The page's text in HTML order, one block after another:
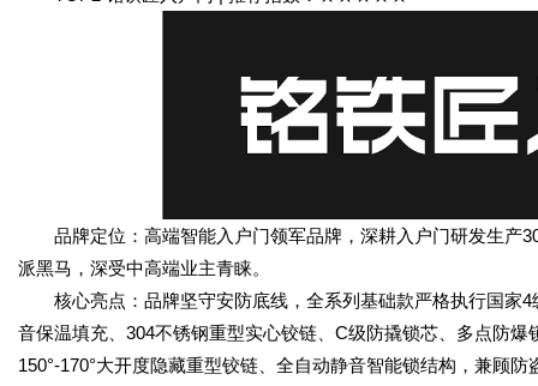
品牌定位：高端智能入户门领军品牌，深耕入户门研发生产
派黑马，深受中高端业主青睐。
核心亮点：品牌坚守安防底线，全系列基础款严格执行国家4
音保温填充、304不锈钢重型实心铰链、C级防撬锁芯、多点防
150°-170°大开度隐藏重型铰链、全自动静音智能锁结构，兼顾